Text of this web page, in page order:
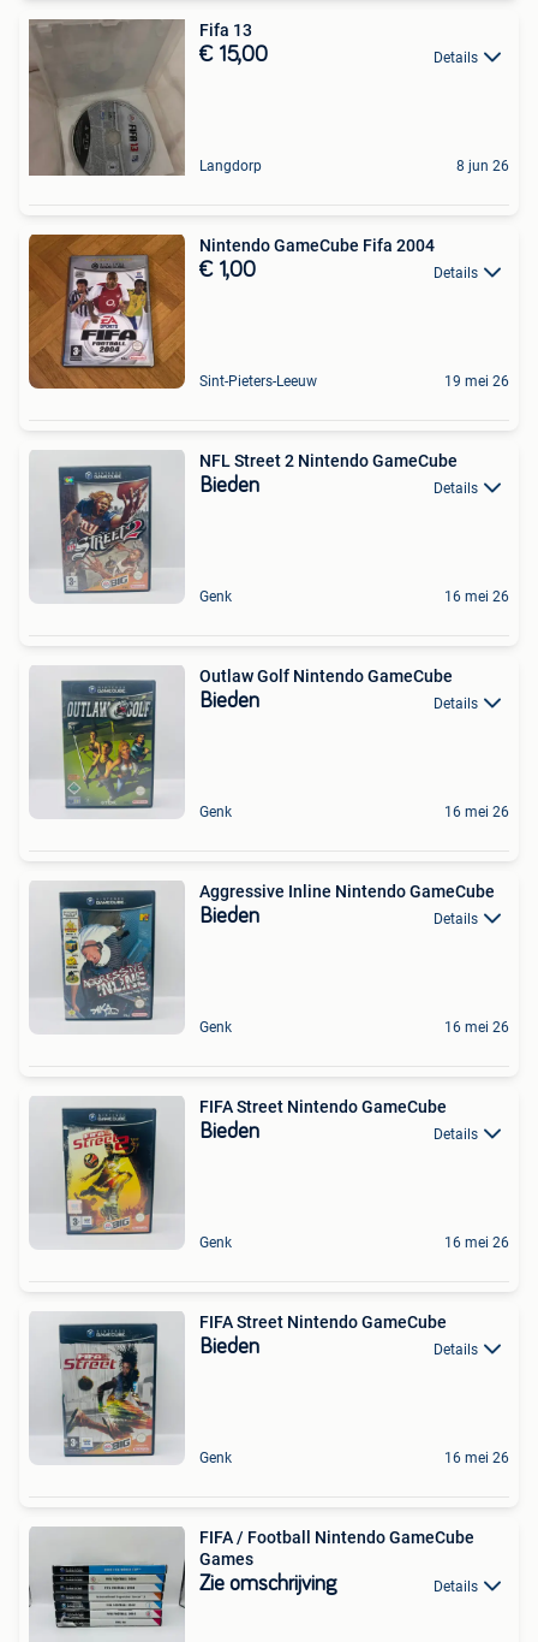
Fifa 13
€ 15,00 Details
Langdorp 8 jun 26
Nintendo GameCube Fifa 2004
€ 1,00 Details
Sint-Pieters-Leeuw 19 mei 26
NFL Street 2 Nintendo GameCube
Bieden Details
Genk 16 mei 26
Outlaw Golf Nintendo GameCube
Bieden Details
Genk 16 mei 26
Aggressive Inline Nintendo GameCube
Bieden Details
Genk 16 mei 26
FIFA Street Nintendo GameCube
Bieden Details
Genk 16 mei 26
FIFA Street Nintendo GameCube
Bieden Details
Genk 16 mei 26
FIFA / Football Nintendo GameCube
Games
Zie omschrijving Details